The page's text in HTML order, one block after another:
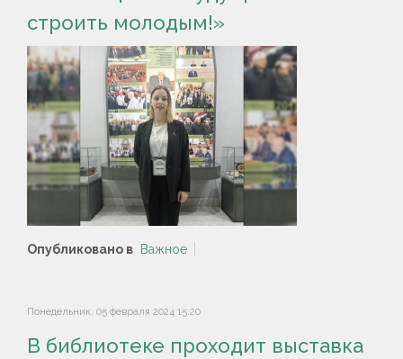
строить молодым!»
Опубликовано в Важное
Понедельник, 05 февраля 2024 15:20
В библиотеке проходит выставка